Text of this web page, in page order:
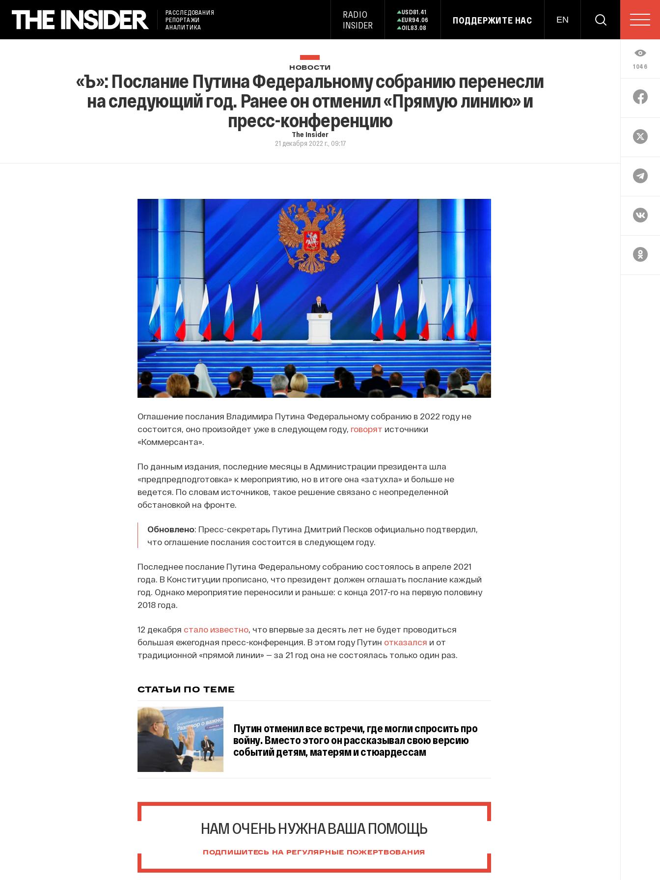
РАССЛЕДОВАНИЯ
РЕПОРТАЖИ
АНАЛИТИКА
RADIO
INSIDER
USD81.41
EUR94.06
OIL83.08
ПОДДЕРЖИТЕ НАС EN
1046
НОВОСТИ
«Ъ»: Послание Путина Федеральному собранию перенесли
на следующий год. Ранее он отменил «Прямую линию» и
пресс-конференцию
The Insider
21 декабря 2022 г., 09:17
Оглашение послания Владимира Путина Федеральному собранию в 2022 году не
состоится, оно произойдет уже в следующем году, говорят источники
«Коммерсанта».
По данным издания, последние месяцы в Администрации президента шла
«предпредподготовка» к мероприятию, но в итоге она «затухла» и больше не
ведется. По словам источников, такое решение связано с неопределенной
обстановкой на фронте.
Обновлено: Пресс-секретарь Путина Дмитрий Песков официально подтвердил,
что оглашение послания состоится в следующем году.
Последнее послание Путина Федеральному собранию состоялось в апреле 2021
года. В Конституции прописано, что президент должен оглашать послание каждый
год. Однако мероприятие переносили и раньше: с конца 2017-го на первую половину
2018 года.
12 декабря стало известно, что впервые за десять лет не будет проводиться
большая ежегодная пресс-конференция. В этом году Путин отказался и от
традиционной «прямой линии» — за 21 год она не состоялась только один раз.
СТАТЬИ ПО ТЕМЕ
Путин отменил все встречи, где могли спросить про
войну. Вместо этого он рассказывал свою версию
событий детям, матерям и стюардессам
НАМ ОЧЕНЬ НУЖНА ВАША ПОМОЩЬ
ПОДПИШИТЕСЬ НА РЕГУЛЯРНЫЕ ПОЖЕРТВОВАНИЯ